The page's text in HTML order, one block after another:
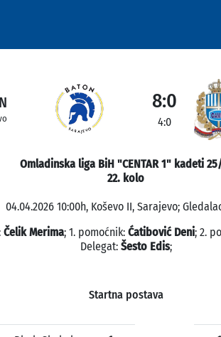
8:0
4:0
Omladinska liga BiH "CENTAR 1" kadeti
22. kolo
04.04.2026 10:00h, Koševo II, Sarajevo;
Čelik Merima; 1. pomoćnik: Ćatibović Deni; 2.
Delegat: Šesto Edis;
Startna postava